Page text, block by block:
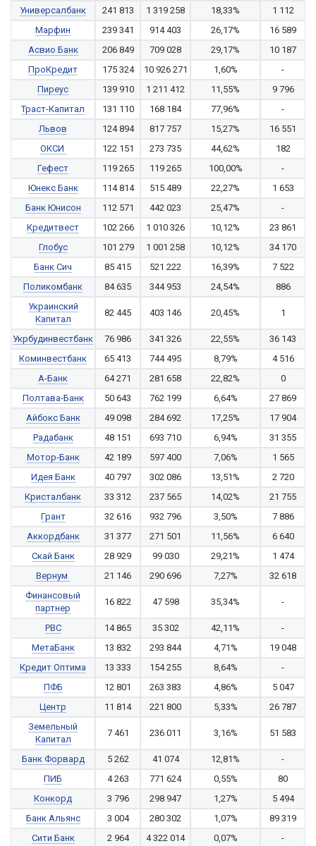
Универсалбанк
241 813 1 319 258 18,33%
1 112
Марфин
239 341 914 403 26,17%
16 589
Асвио Банк
206 849 709 028 29,17%
10 187
ПроКредит
175 324 10 926 271 1,60%
-
Пиреус
139 910 1 211 412 11,55%
9 796
Траст-Капитал
131 110 168 184 77,96%
-
Львов
124 894 817 757 15,27%
16 551
ОКСИ
122 151 273 735 44,62%
182
Гефест
119 265 119 265 100,00%
-
Юнекс Банк
114 814 515 489 22,27%
1 653
Банк Юнисон
112 571 442 023 25,47%
-
Кредитвест
102 266 1 010 326 10,12%
23 861
Глобус
101 279 1 001 258 10,12%
34 170
Банк Сич
85 415 521 222 16,39%
7 522
Поликомбанк
84 635 344 953 24,54%
886
Украинский
Капитал
82 445 403 146 20,45% 1
Укрбудинвестбанк 76 986 341 326 22,55%
36 143
Коминвестбанк
65 413 744 495 8,79%
4 516
А-Банк
64 271 281 658 22,82%
0
Полтава-Банк
50 643 762 199 6,64%
27 869
Айбокс Банк
49 098 284 692 17,25%
17 904
Радабанк
48 151 693 710 6,94%
31 355
Мотор-Банк
42 189 597 400 7,06%
1 565
Идея Банк
40 797 302 086 13,51%
2 720
Кристалбанк
33 312 237 565 14,02%
21 755
Грант
32 616 932 796 3,50%
7 886
Аккордбанк
31 377 271 501 11,56%
6 640
Скай Банк
28 929 99 030 29,21%
1 474
Вернум
21 146 290 696 7,27%
32 618
Финансовый
партнер
16 822 47 598 35,34% -
РВС 14 865 35 302 42,11%
-
МетаБанк
13 832 293 844 4,71%
19 048
Кредит Оптима
13 333 154 255 8,64%
-
ПФБ
12 801 263 383 4,86%
5 047
Центр
11 814 221 800 5,33%
26 787
Земельный
Капитал
7 461 236 011 3,16% 51 583
Банк Форвард 5 262 41 074 12,81%
-
ПИБ
4 263 771 624 0,55%
80
Конкорд
3 796 298 947 1,27%
5 494
Банк Альянс
3 004 280 302 1,07%
89 319
Сити Банк
2 964 4 322 014 0,07%
-